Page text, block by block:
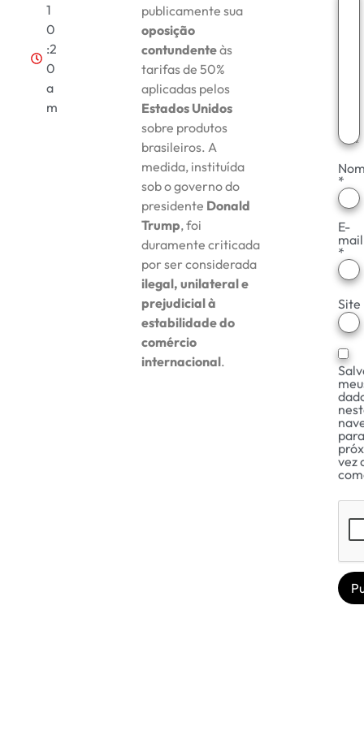
1
0
:2
0
a
m
publicamente sua
oposição
contundenteàs
tarifas de 50%
aplicadas pelos
Estados Unidos
sobre produtos
brasileiros. A
medida, instituída
sob o governo do
presidente Donald
Trump, foi
duramente criticada
por ser considerada
ilegal, unilateral e
prejudicial à
estabilidade do
comércio
internacional.
*
E-
mail
*
Site
vez